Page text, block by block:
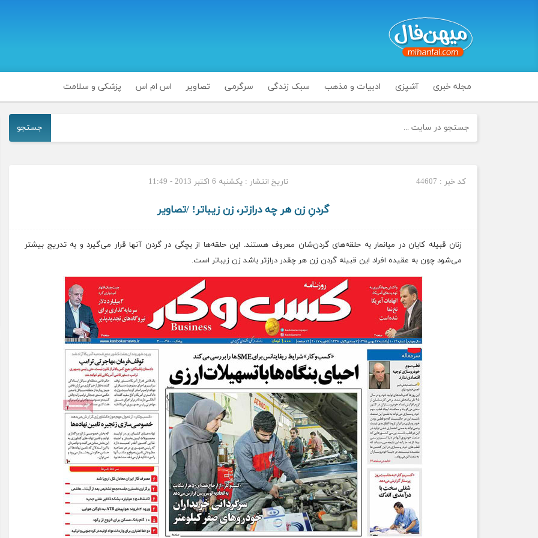
مجله خبری آشپزی ادبیات و مذهب سبک زندگی سرگرمی تصاویر اس ام اس پزشکی و سلامت
جستجو
کد خبر : 44607 تاریخ انتشار : یکشنبه 6 اکتبر 2013 - 11:49
گردنِ زن هر چه درازتر، زن زیبا‌تر! /تصاویر
زنان قبیله کایان در میانمار به حلقه‌های گردن‌شان معروف هستند. این حلقه‌ها از بچگی در گردن آنها قرار می‌گیرد و به تدریج بیشتر
می‌شود چون به عقیده افراد این قبیله گردن زن هر چقدر درازتر باشد زن زیبا‌تر است.